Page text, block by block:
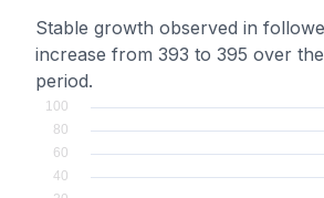
Stable growth observed in
increase from 393 to 395 over
period.